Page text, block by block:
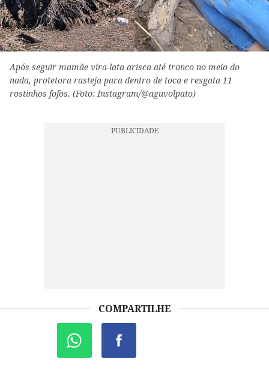
Após seguir mamãe vira-lata arisca até tronco no meio do
nada, protetora rasteja para dentro de toca e resgata 11
rostinhos fofos. (Foto: Instagram/@aguvolpato)
COMPARTILHE